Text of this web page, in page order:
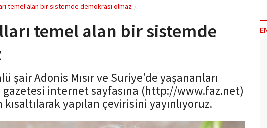
temel alan bir sistemde demokrasi olmaz
temel alan bir sistemde
şair Adonis Mısır ve Suriye'de yaşananları
internet sayfasına (http://www.faz.net)
yapılan çevirisini yayınlıyoruz.